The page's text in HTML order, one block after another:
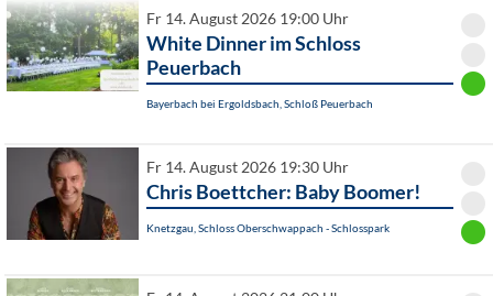
Fr 14. August 2026 19:00 Uhr
White Dinner im Schloss
Peuerbach
Bayerbach bei Ergoldsbach, Schloß Peuerbach
Fr 14. August 2026 19:30 Uhr
Chris Boettcher: Baby Boomer!
Knetzgau, Schloss Oberschwappach - Schlosspark